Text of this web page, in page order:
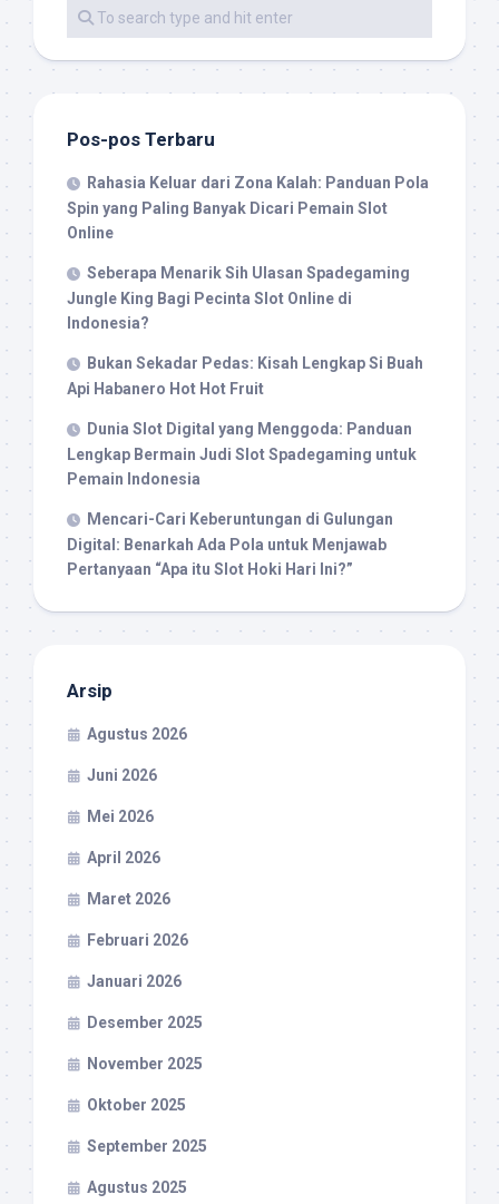
Pos-pos Terbaru
Rahasia Keluar dari Zona Kalah: Panduan Pola
Spin yang Paling Banyak Dicari Pemain Slot
Online
Seberapa Menarik Sih Ulasan Spadegaming
Jungle King Bagi Pecinta Slot Online di
Indonesia?
Bukan Sekadar Pedas: Kisah Lengkap Si Buah
Api Habanero Hot Hot Fruit
Dunia Slot Digital yang Menggoda: Panduan
Lengkap Bermain Judi Slot Spadegaming untuk
Pemain Indonesia
Mencari-Cari Keberuntungan di Gulungan
Digital: Benarkah Ada Pola untuk Menjawab
Pertanyaan “Apa itu Slot Hoki Hari Ini?”
Arsip
Agustus 2026
Juni 2026
Mei 2026
April 2026
Maret 2026
Februari 2026
Januari 2026
Desember 2025
November 2025
Oktober 2025
September 2025
Agustus 2025